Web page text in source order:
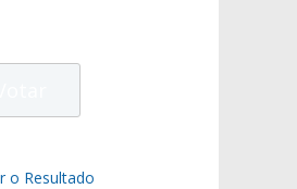
o Resultado